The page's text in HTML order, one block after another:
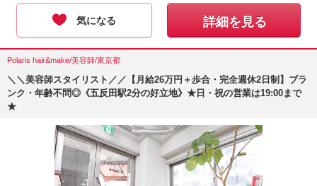
気になる 詳細を見る
Polaris hair&make/美容師/東京都
＼＼美容師スタイリスト／／【月給26万円＋歩合・完全週休2日制】ブラ
ンク・年齢不問◎《五反田駅2分の好立地》★日・祝の営業は19:00まで
★